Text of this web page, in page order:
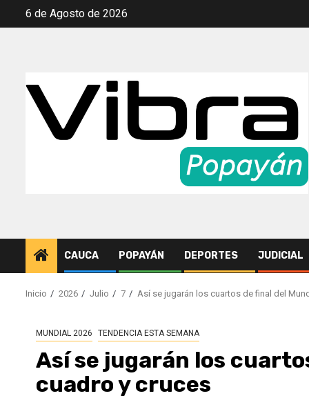
Saltar6 de Agosto de 2026
CAUCA POPAYÁN DEPORTES JUDICIAL
Inicio 2026 Julio 7 Así se jugarán los cuartos de final del
MUNDIAL 2026 TENDENCIA ESTA SEMANA
Así se jugarán los
cuadro y cruces